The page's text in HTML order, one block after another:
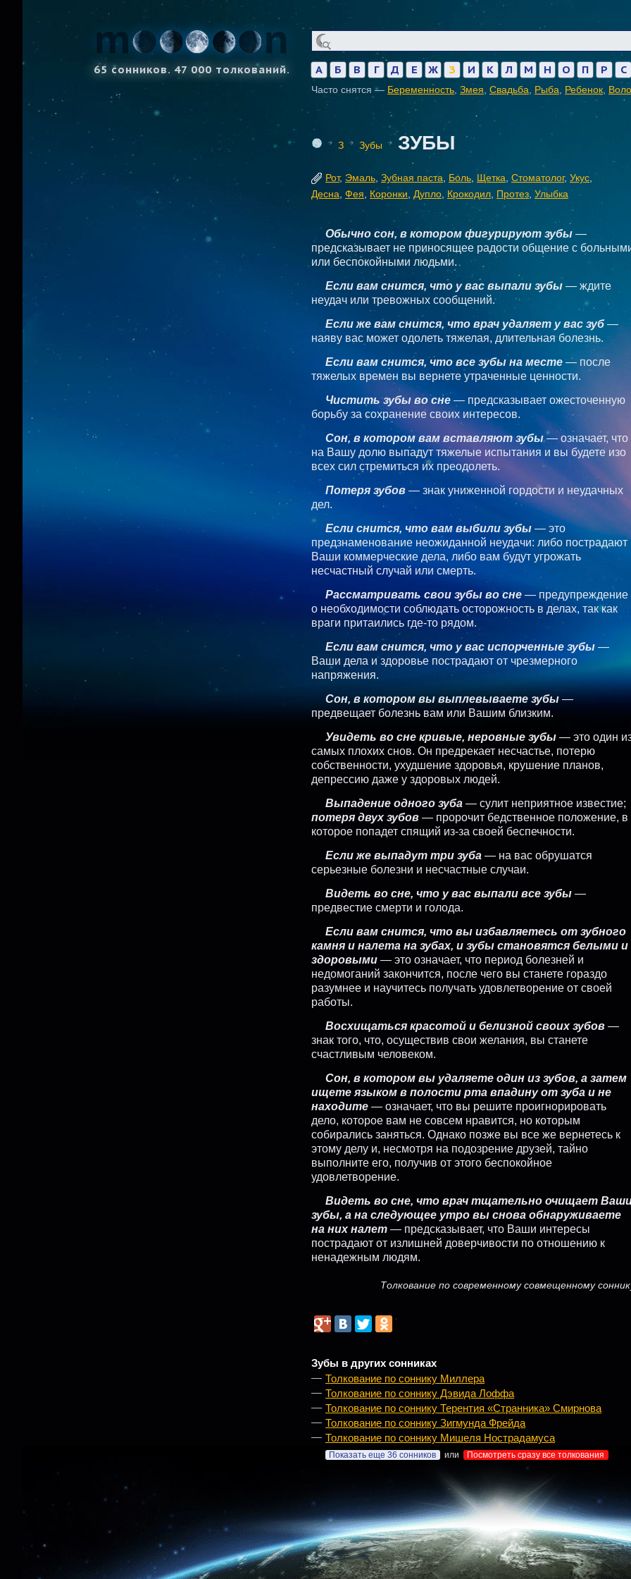
65 сонников. 47 000 толкований. А Б В Г Д Е Ж З И К Л М Н О П Р С
Часто снятся — Беременность Змея Свадьба Рыба Ребенок
З Зубы ЗУБЫ
Рот, Эмаль Зубная паста Боль Щетка Стоматолог, Укус
Десна Фея Коронки Дупло Крокодил Протез Улыбка
Обычно сон, в котором фигурируют зубы —
предсказывает не приносящее радости общение с
или беспокойными людьми.
Если вам снится, что у вас выпали зубы — ждите
неудач или тревожных сообщений.
Если же вам снится, что врач удаляет у вас зуб—
наяву вас может одолеть тяжелая, длительная болезнь.
Если вам снится, что все зубы на месте — после
тяжелых времен вы вернете утраченные ценности.
Чистить зубы во сне — предсказывает ожесточенную
борьбу за сохранение своих интересов.
Сон, в котором вам вставляют зубы— означает, что
на Вашу долю выпадут тяжелые испытания и вы будете изо
всех сил стремиться их преодолеть.
Потеря зубов — знак униженной гордости и неудачных
дел.
Если снится, что вам выбили зубы — это
предзнаменование неожиданной неудачи: либо пострадают
Ваши коммерческие дела, либо вам будут угрожать
несчастный случай или смерть.
Рассматривать свои зубы во сне — предупреждение
о необходимости соблюдать осторожность в делах, так как
враги притаились где-то рядом.
Если вам снится, что у вас испорченные зубы —
Ваши дела и здоровье пострадают от чрезмерного
напряжения.
Сон, в котором вы выплевываете зубы —
предвещает болезнь вам или Вашим близким.
Увидеть во сне кривые, неровные зубы — это один
самых плохих снов. Он предрекает несчастье, потерю
собственности, ухудшение здоровья, крушение планов,
депрессию даже у здоровых людей.
Выпадение одного зуба — сулит неприятное известие;
потеря двух зубов — пророчит бедственное положение, в
которое попадет спящий из-за своей беспечности.
Если же выпадут три зуба — на вас обрушатся
серьезные болезни и несчастные случаи.
Видеть во сне, что у вас выпали все зубы —
предвестие смерти и голода.
Если вам снится, что вы избавляетесь от зубного
камня и налета на зубах, и зубы становятся белыми и
здоровыми — это означает, что период болезней и
недомоганий закончится, после чего вы станете гораздо
разумнее и научитесь получать удовлетворение от своей
работы.
Восхищаться красотой и белизной своих зубов —
знак того, что, осуществив свои желания, вы станете
счастливым человеком.
Сон, в котором вы удаляете один из зубов, а затем
ищете языком в полости рта впадину от зуба и не
находите — означает, что вы решите проигнорировать
дело, которое вам не совсем нравится, но которым
собирались заняться. Однако позже вы все же вернетесь к
этому делу и, несмотря на подозрение друзей, тайно
выполните его, получив от этого беспокойное
удовлетворение.
Видеть во сне, что врач тщательно очищает
зубы, а на следующее утро вы снова обнаруживаете
на них налет — предсказывает, что Ваши интересы
пострадают от излишней доверчивости по отношению к
ненадежным людям.
Толкование по современному совмещенному
Зубы в других сонниках
Толкование по соннику Миллера
Толкование по соннику Дэвида Лоффа
Толкование по соннику Терентия «Странника» Смирнова
Толкование по соннику Зигмунда Фрейда
Толкование по соннику Мишеля Нострадамуса
Показать еще 36 сонников или Посмотреть сразу все толкования